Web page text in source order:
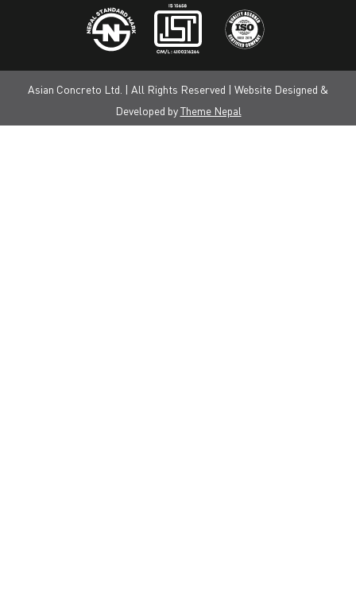
Asian Concreto Ltd. | All Rights Reserved | Website Designed &
Developed byTheme Nepal